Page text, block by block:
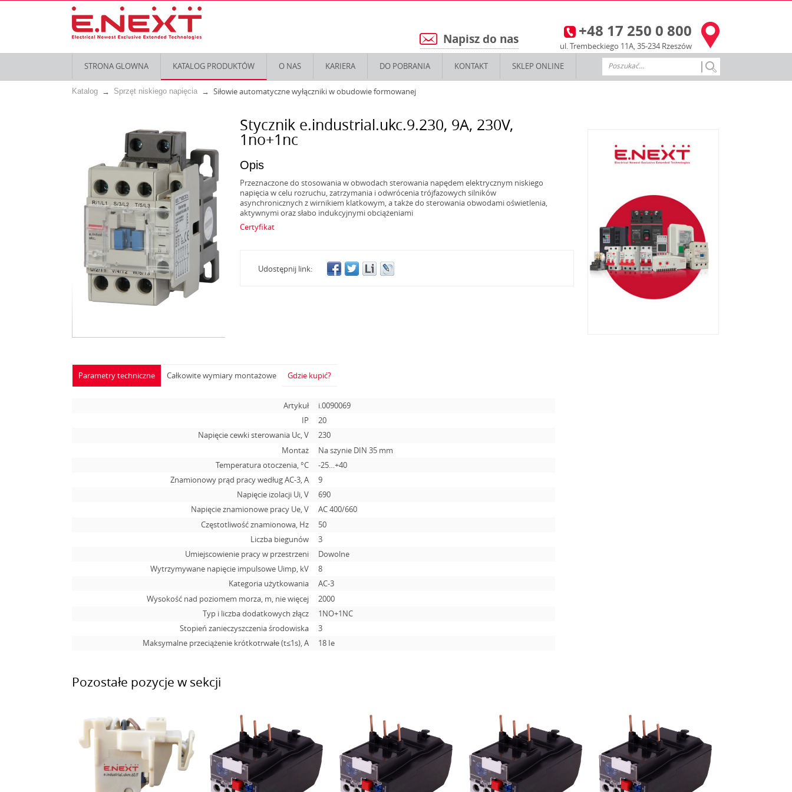
3 +48 17 250 0 800
ul. Trembeckiego 11A, 35-234 Rzeszów
5 Napisz do nas
STRONA GLOWNA KATALOG PRODUKTÓW O NAS KARIERA DO POBRANIA KONTAKT SKLEP ONLINE
Katalog Sprzęt niskiego napięcia Siłowie automatyczne wyłączniki w obudowie formowanej
Stycznik e.industrial.ukc.9.230, 9А, 230V,
1no+1nc
Opis
Przeznaczone do stosowania w obwodach sterowania napędem elektrycznym niskiego
napięcia w celu rozruchu, zatrzymania i odwrócenia trójfazowych silników
asynchronicznych z wirnikiem klatkowym, a także do sterowania obwodami oświetlenia,
aktywnymi oraz słabo indukcyjnymi obciążeniami
Certyfikat
Udostępnij link:
Parametry techniczne
Artykuł
i.0090069
IP
20
Napięcie cewki sterowania Uc, V
230
Montaż
Na szynie DIN 35 mm
Temperatura otoczenia, °С
-25…+40
Znamionowy prąd pracy według AC-3, A
9
Napięcie izolacji Ui, V
690
Napięcie znamionowe pracy Ue, V
AC 400/660
Częstotliwość znamionowa, Hz
50
Liczba biegunów
3
Umiejscowienie pracy w przestrzeni
Dowolne
Wytrzymywane napięcie impulsowe Uimp, kV
8
Kategoria użytkowania
AC-3
Wysokość nad poziomem morza, m, nie więcej
2000
Typ i liczba dodatkowych złącz
1NO+1NC
Stopień zanieczyszczenia środowiska
3
Maksymalne przeciążenie krótkotrwałe (t≤1s), A
18 Ie
Całkowite wymiary montażowe Gdzie kupić?
Pozostałe pozycje w sekcji